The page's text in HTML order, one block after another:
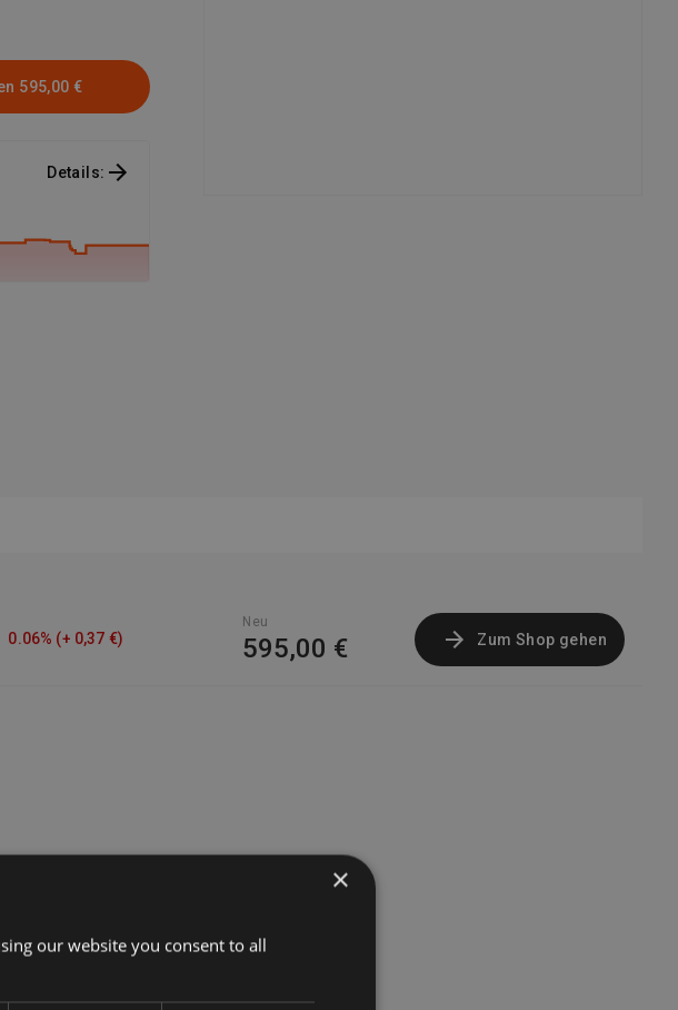
und leichte
Garten schnell
l\u00E4sst
und durch
die beiden
sehr gering
595,00 €
Details:
0.06% (+ 0,37 €)
Neu
595,00 € Zum Shop gehen
×
our website you consent to all